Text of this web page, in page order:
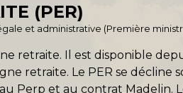
(PER)
et administrative (Première
retraite. Il est disponible
retraite. Le PER se décline
Perp et aucontrat Madelin.